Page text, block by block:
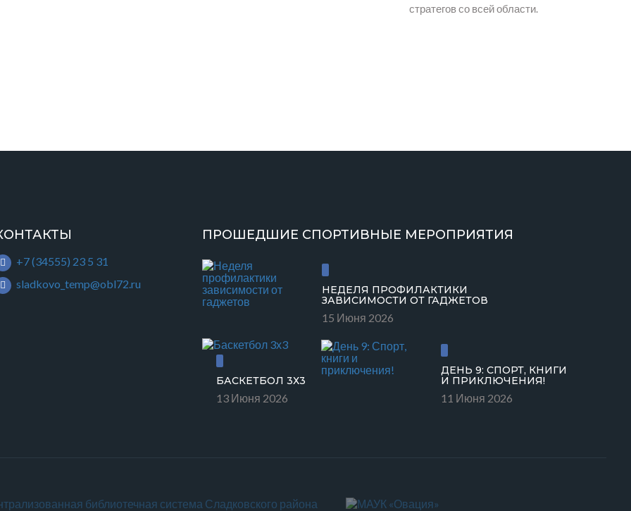
стратегов со всей области.
+7 (34555) 23 5 31
sladkovo_temp@obl72.ru
ПРОШЕДШИЕ СПОРТИВНЫЕ МЕРОПРИЯТИЯ
НЕДЕЛЯ ПРОФИЛАКТИКИ
ЗАВИСИМОСТИ ОТ ГАДЖЕТОВ
15 Июня 2026
БАСКЕТБОЛ 3Х3
13 Июня 2026
ДЕНЬ 9: СПОРТ, КНИГИ
И ПРИКЛЮЧЕНИЯ!
11 Июня 2026